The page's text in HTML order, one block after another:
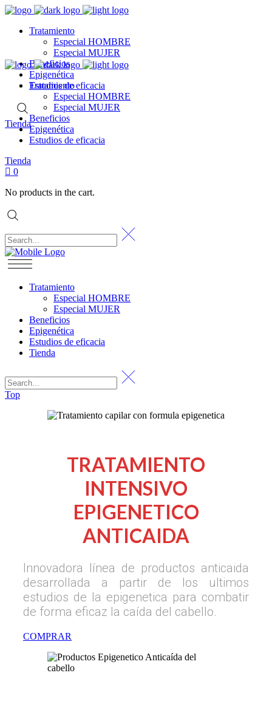
Tratamiento
Especial HOMBRE
Especial MUJER
Beneficios
Epigenética
Estudios de eficacia
Tienda
Tratamiento
Especial HOMBRE
Especial MUJER
Beneficios
Epigenética
Estudios de eficacia
Tienda
0
No products in the cart.
Tratamiento
Especial HOMBRE
Especial MUJER
Beneficios
Epigenética
Estudios de eficacia
Tienda
Top
TRATAMIENTO
INTENSIVO
EPIGENETICO
ANTICAIDA
Innovadora línea de productos anticaida
desarrollada a partir de los ultimos
estudios de la epigenetica para combatir
de forma eficaz la caída del cabello.
COMPRAR